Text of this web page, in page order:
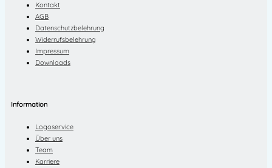
Kontakt
AGB
Datenschutzbelehrung
Widerrufsbelehrung
Impressum
Downloads
Information
Logoservice
Über uns
Team
Karriere